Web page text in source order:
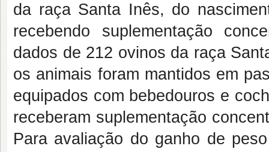
da raça Santa Inês, do
recebendo suplementação
dados de 212 ovinos da raça
os animais foram mantidos em
equipados com bebedouros e
receberam suplementação
Para avaliação do ganho de